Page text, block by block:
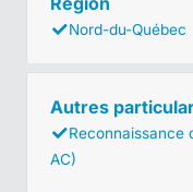
Nord-du-Québec
Autres
Reconnaissance
AC)